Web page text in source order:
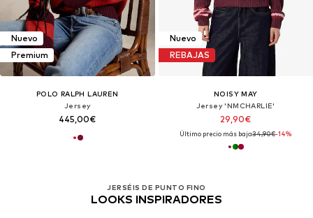
Nuevo
Premium
POLO RALPH LAUREN
Jersey
445,00€
JERSÉIS DE PUNTO FINO
LOOKS INSPIRADORES
Nuevo
REBAJAS
NOISY MAY
Jersey 'NMCHARLIE'
29,90€
Último precio más bajo:34,90€-14%